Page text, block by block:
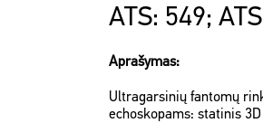
ATS: 549;
Aprašymas:
Ultragarsinių fantomų
echoskopams: statinis